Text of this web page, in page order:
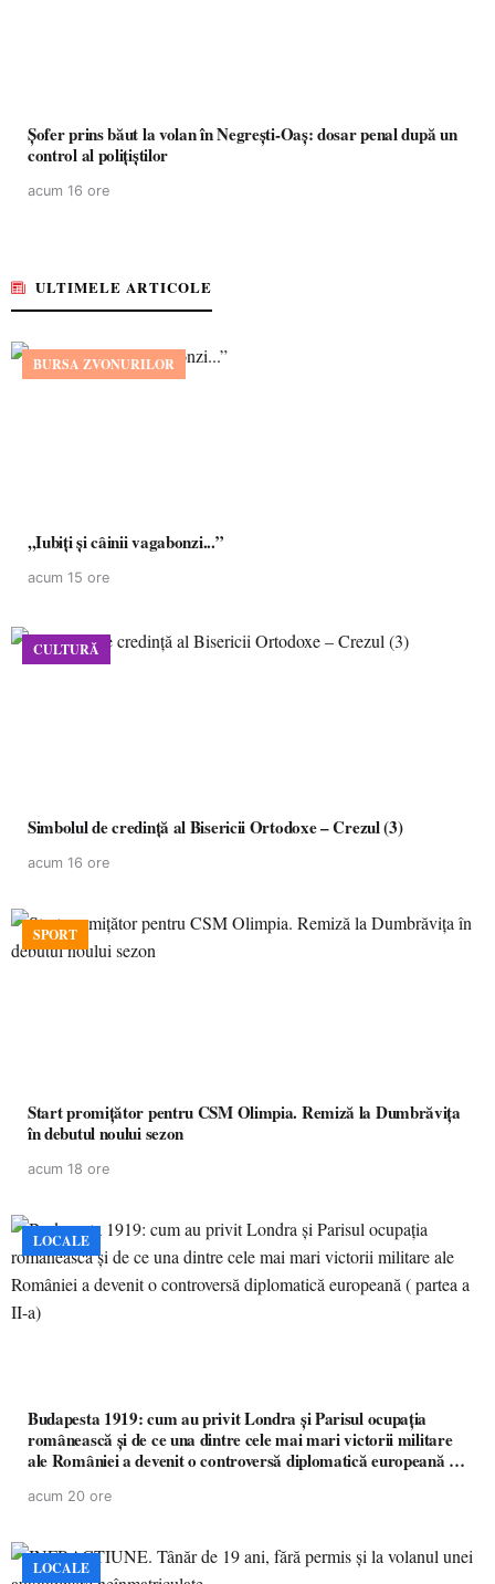
Șofer prins băut la volan în Negrești-Oaș: dosar penal după un
control al polițiștilor
acum 16 ore
ULTIMELE ARTICOLE
BURSA ZVONURILOR
,,Iubiți și câinii vagabonzi...”
acum 15 ore
CULTURĂ
Simbolul de credinţă al Bisericii Ortodoxe – Crezul (3)
acum 16 ore
SPORT
Start promițător pentru CSM Olimpia. Remiză la Dumbrăvița
în debutul noului sezon
acum 18 ore
LOCALE
Budapesta 1919: cum au privit Londra și Parisul ocupația
românească și de ce una dintre cele mai mari victorii militare
ale României a devenit o controversă diplomatică europeană (
acum 20 ore
LOCALE